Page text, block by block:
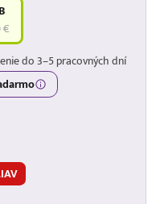
€
do 3–5 pracovných dní